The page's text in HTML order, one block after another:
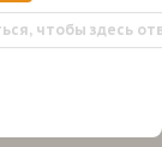
чтобы здесь